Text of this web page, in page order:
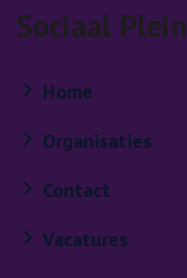
Sociaal Plein
Home
Organisaties
Contact
Vacatures